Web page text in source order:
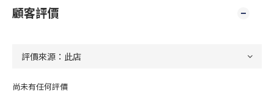
顧客評價
尚未有任何評價